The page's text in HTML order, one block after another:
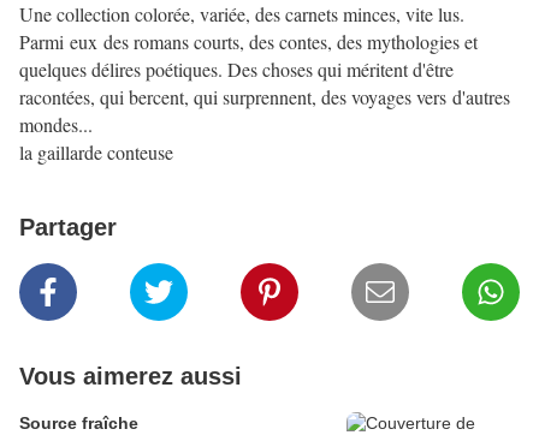
Une collection colorée, variée, des carnets minces, vite lus.
Parmi eux des romans courts, des contes, des mythologies et
quelques délires poétiques. Des choses qui méritent d'être
racontées, qui bercent, qui surprennent, des voyages vers d'autres
mondes...
la gaillarde conteuse
Partager
Vous aimerez aussi
Source fraîche